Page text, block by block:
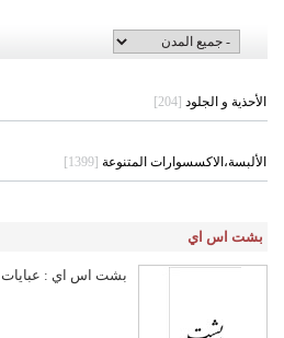
الأحذية و الجلود [204]
الألبسة،الاكسسوارات المتنوعة [1399]
بشت اس اي
بشت اس اي : عبايات